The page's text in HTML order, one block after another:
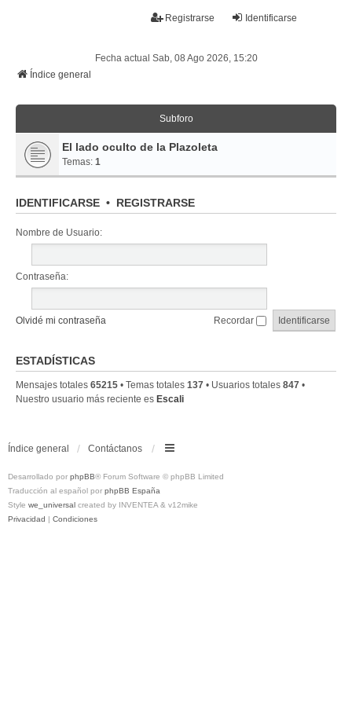
Identificarse
Registrarse
Fecha actual Sab, 08 Ago 2026, 15:20
Índice general
Subforo
El lado oculto de la Plazoleta
Temas: 1
IDENTIFICARSE • REGISTRARSE
Nombre de Usuario:
Contraseña:
Olvidé mi contraseña Recordar
ESTADÍSTICAS
Mensajes totales 65215 • Temas totales 137 • Usuarios totales 847 •
Nuestro usuario más reciente es Escali
Índice general Contáctanos
Desarrollado por phpBB® Forum Software © phpBB Limited
Traducción al español por phpBB España
Style we_universal created by INVENTEA & v12mike
Privacidad | Condiciones